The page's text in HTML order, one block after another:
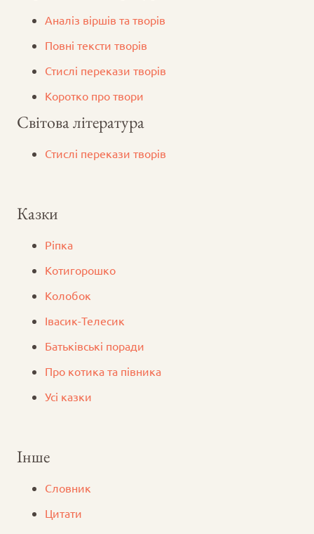
Аналіз віршів та творів
Повні тексти творів
Стислі перекази творів
Коротко про твори
Світова література
Стислі перекази творів
Казки
Ріпка
Котигорошко
Колобок
Iвасик-Телесик
Батьківські поради
Про котика та півника
Усі казки
Інше
Словник
Цитати